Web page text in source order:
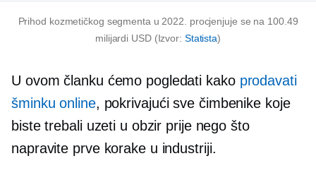
Prihod kozmetičkog segmenta u 2022. procjenjuje se na 100.49
milijardi USD (Izvor: Statista)
U ovom članku ćemo pogledati kako prodavati
šminku online, pokrivajući sve čimbenike koje
biste trebali uzeti u obzir prije nego što
napravite prve korake u industriji.